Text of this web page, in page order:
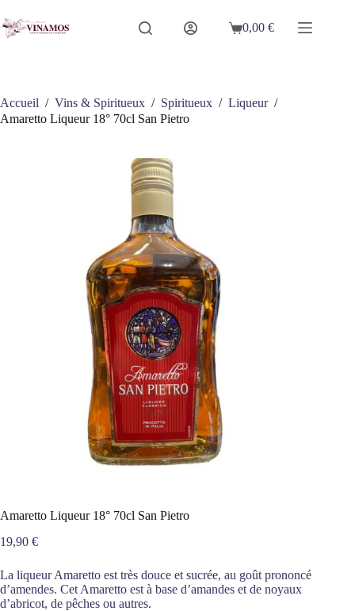
au
contenu
Panier
0,00€
Accueil / Vins & Spiritueux / Spiritueux / Liqueur /
Amaretto Liqueur 18° 70cl San Pietro
Amaretto Liqueur 18° 70cl San Pietro
19,90 €
La liqueur Amaretto est très douce et sucrée, au goût prononcé
d’amendes. Cet Amaretto est à base d’amandes et de noyaux
d’abricot, de pêches ou autres.